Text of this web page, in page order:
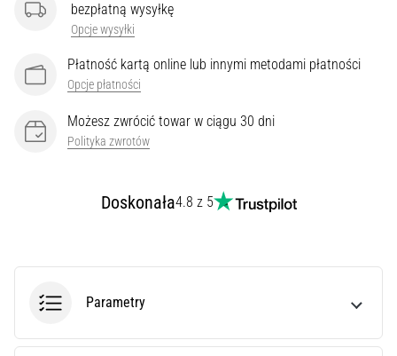
dopada
ból
nim?
przyczyn
bezpłatną wysyłkę
Opcje wysyłki
Płatność kartą online lub innymi metodami płatności
Opcje płatności
Możesz zwrócić towar w ciągu 30 dni
Polityka zwrotów
Doskonała4.8 z 5
Parametry